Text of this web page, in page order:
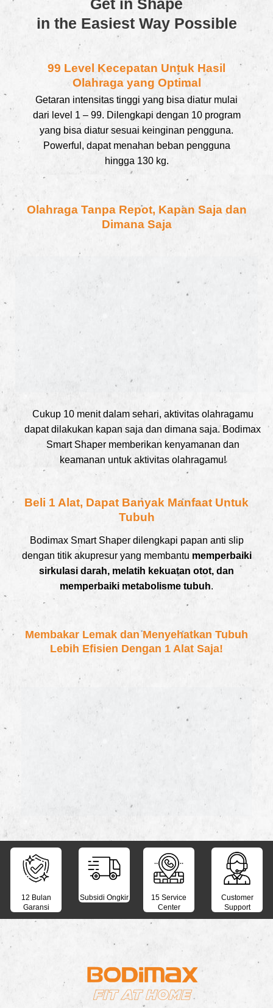
Get in Shape
in the Easiest Way Possible
Getaran intensitas tinggi yang bisa diatur mulai
dari level 1 – 99. Dilengkapi dengan 10 program
yang bisa diatur sesuai keinginan pengguna.
Powerful, dapat menahan beban pengguna
hingga 130 kg.
99 Level Kecepatan Untuk Hasil
Olahraga yang Optimal
Olahraga Tanpa Repot, Kapan Saja dan
Dimana Saja
Cukup 10 menit dalam sehari, aktivitas olahragamu
dapat dilakukan kapan saja dan dimana saja. Bodimax
Smart Shaper memberikan kenyamanan dan
keamanan untuk aktivitas olahragamu!
Bodimax Smart Shaper dilengkapi papan anti slip
dengan titik akupresur yang membantu memperbaiki
sirkulasi darah, melatih kekuatan otot, dan
memperbaiki metabolisme tubuh.
Beli 1 Alat, Dapat Banyak Manfaat Untuk
Tubuh
Membakar Lemak dan Menyehatkan Tubuh
Lebih Efisien Dengan 1 Alat Saja!
Customer
Support
15 Service
Center
Subsidi Ongkir
12 Bulan
Garansi